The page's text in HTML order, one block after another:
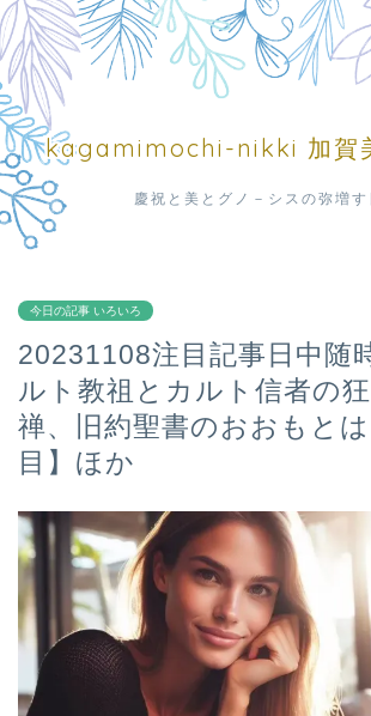
kagamimochi-nikki 加賀
慶祝と美とグノ－シスの弥増す
今日の記事 いろいろ
20231108注目記事日中
ルト教祖とカルト信者の
禅、旧約聖書のおおもと
目】ほか